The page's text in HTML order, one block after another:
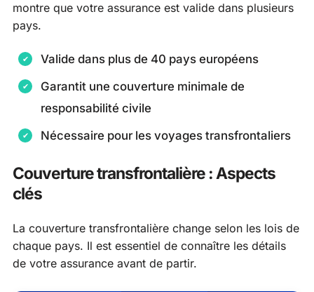
montre que votre assurance est valide dans plusieurs
pays.
Valide dans plus de 40 pays européens
Garantit une couverture minimale de
responsabilité civile
Nécessaire pour les voyages transfrontaliers
Couverture transfrontalière : Aspects
clés
La couverture transfrontalière change selon les lois de
chaque pays. Il est essentiel de connaître les détails
de votre assurance avant de partir.